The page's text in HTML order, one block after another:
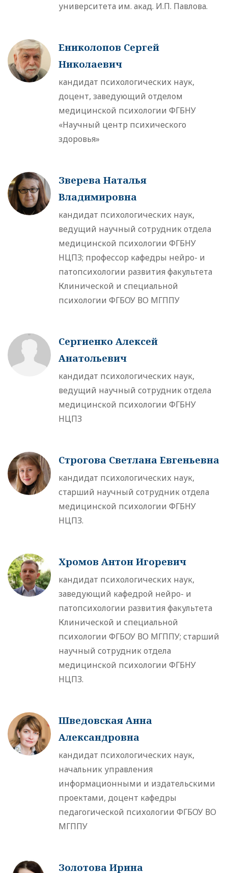
университета им. акад. И.П. Павлова.
Ениколопов Сергей
Николаевич
кандидат психологических наук,
доцент, заведующий отделом
медицинской психологии ФГБНУ
«Научный центр психического
здоровья»
Зверева Наталья
Владимировна
кандидат психологических наук,
ведущий научный сотрудник отдела
медицинской психологии ФГБНУ
НЦПЗ; профессор кафедры нейро- и
патопсихологии развития факультета
Клинической и специальной
психологии ФГБОУ ВО МГППУ
Сергиенко Алексей
Анатольевич
кандидат психологических наук,
ведущий научный сотрудник отдела
медицинской психологии ФГБНУ
НЦПЗ
Строгова Светлана Евгеньевна
кандидат психологических наук,
старший научный сотрудник отдела
медицинской психологии ФГБНУ
НЦПЗ.
Хромов Антон Игоревич
кандидат психологических наук,
заведующий кафедрой нейро- и
патопсихологии развития факультета
Клинической и специальной
психологии ФГБОУ ВО МГППУ; старший
научный сотрудник отдела
медицинской психологии ФГБНУ
НЦПЗ.
Шведовская Анна
Александровна
кандидат психологических наук,
начальник управления
информационными и издательскими
проектами, доцент кафедры
педагогической психологии ФГБОУ ВО
МГППУ
Золотова Ирина